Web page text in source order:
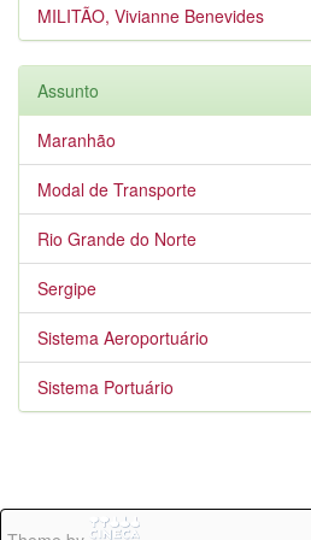
MILITÃO, Vivianne Benevides
Assunto
Maranhão
Modal de Transporte
Rio Grande do Norte
Sergipe
Sistema Aeroportuário
Sistema Portuário